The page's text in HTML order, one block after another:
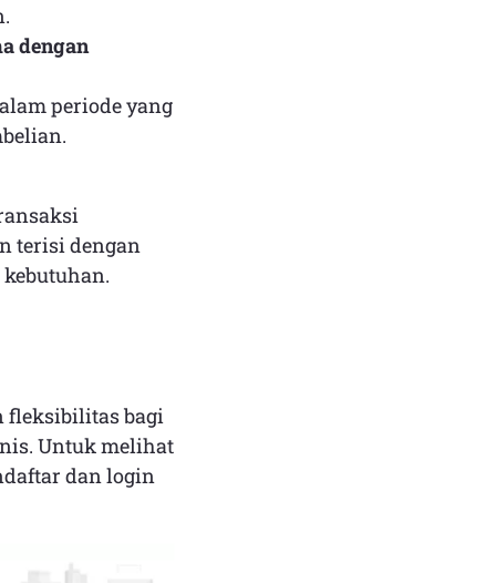
dengan
periode yang
terisi dengan
fleksibilitas bagi
Untuk melihat
dan login